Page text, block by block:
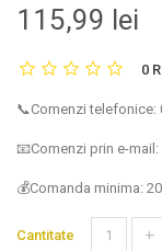
115,99 lei
0
📞Comenzi telefonice:
📧Comenzi prin e-
💰Comanda minima:
Cantitate +